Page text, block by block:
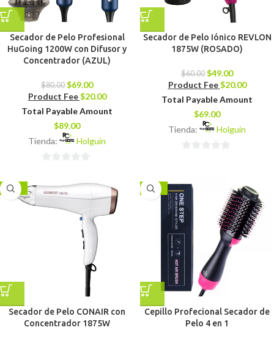
Secador de Pelo Profesional
HuGoing 1200W con Difusor y
Concentrador (AZUL)
$80.00 $69.00
Product Fee $20.00
Total Payable Amount
$89.00
Tienda:
Holguín
5
Secador de Pelo Iónico REVLON
1875W (ROSADO)
$60.00 $49.00
Product Fee $20.00
Total Payable Amount
$69.00
Tienda:
Holguín
5
-16%
Secador de Pelo CONAIR con
Concentrador 1875W
-18%
Cepillo Profecional Secador de
Pelo 4 en 1